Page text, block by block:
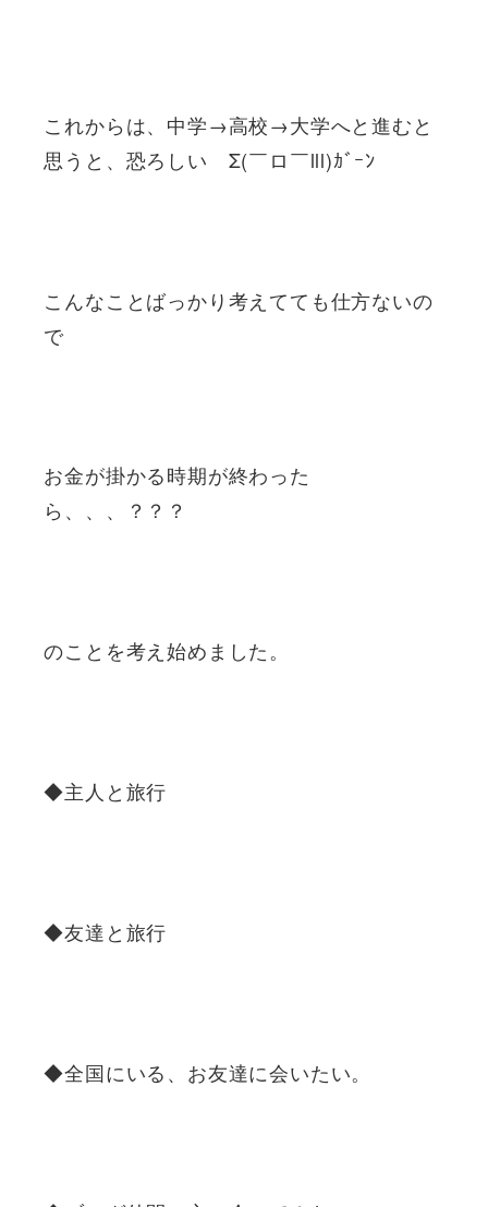
これからは、中学→高校→大学へと進むと
思うと、恐ろしい Σ(￣ロ￣lll)ｶﾞｰﾝ
こんなことばっかり考えてても仕方ないの
で
お金が掛かる時期が終わった
ら、、、？？？
のことを考え始めました。
◆主人と旅行
◆友達と旅行
◆全国にいる、お友達に会いたい。